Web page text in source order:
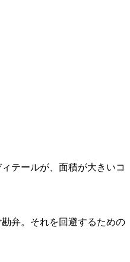
テールが、面積が大きいコ
弁。それを回避するための